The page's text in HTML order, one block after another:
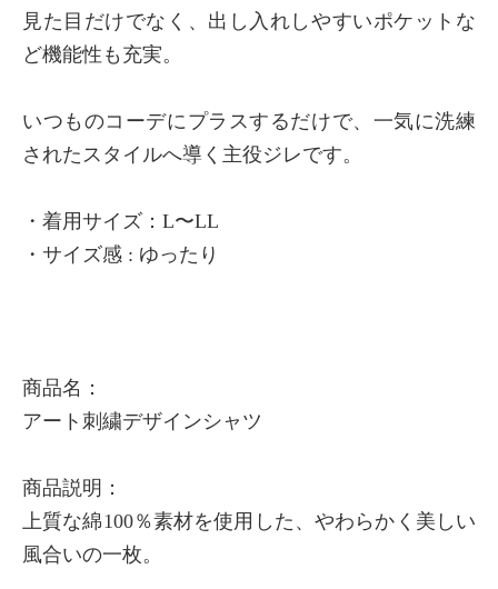
見た目だけでなく、出し入れしやすいポケットな
ど機能性も充実。
いつものコーデにプラスするだけで、一気に洗練
されたスタイルへ導く主役ジレです。
・着用サイズ：L〜LL
・サイズ感 : ゆったり
商品名：
アート刺繍デザインシャツ
商品説明：
上質な綿100％素材を使用した、やわらかく美しい
風合いの一枚。